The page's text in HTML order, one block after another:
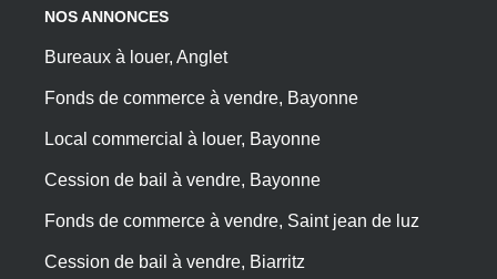
NOS ANNONCES
Bureaux à louer, Anglet
Fonds de commerce à vendre, Bayonne
Local commercial à louer, Bayonne
Cession de bail à vendre, Bayonne
Fonds de commerce à vendre, Saint jean de luz
Cession de bail à vendre, Biarritz